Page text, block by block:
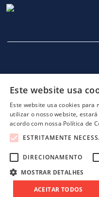
INÍCIO EMPRESA
projeto 46082 - GreenShoes 4.0 projeto 38470 -
Este website usa
Este website usa cookies
utilizar o nosso website,
acordo com nossa Política de
ESTRITAMENTE
DIRECIONAMENTO
MOSTRAR DETALHES
ACEITAR TODOS